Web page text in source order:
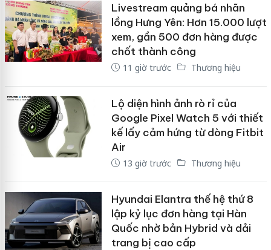
Livestream quảng bá nhãn
lồng Hưng Yên: Hơn 15.000 lượt
xem, gần 500 đơn hàng được
chốt thành công
11 giờ trước Thương hiệu
Lộ diện hình ảnh rò rỉ của
Google Pixel Watch 5 với thiết
kế lấy cảm hứng từ dòng Fitbit
Air
13 giờ trước Thương hiệu
Hyundai Elantra thế hệ thứ 8
lập kỷ lục đơn hàng tại Hàn
Quốc nhờ bản Hybrid và dải
trang bị cao cấp